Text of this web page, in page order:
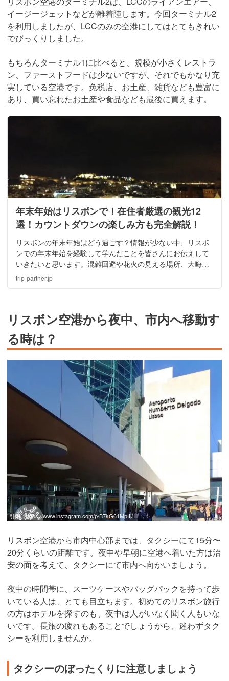
イージージェットなどが離着陸します。今回ターミナル2
を利用しましたが、LCCのみの空港にしてはとてもきれい
でびっくりしました。
もちろんターミナル1に比べると、規模が小さくレストラ
ン、ファーストフードは少ないですが、それでもかなり充
実している空港です。免税店、お土産、雑貨なども豊富に
あり、買い忘れたお土産や食品なども最後に買えます。
年末年始はリスボンで！在住者厳選の観光12
選！カウントダウンの楽しみ方も完全解説！
リスボンの年末年始はどう過ごす？情報が少ない中、リスボ
ンでの年末年始を経験して学んだことを皆さんにお伝えして
いきたいと思います。混雑回避や花火の見える場所、大晦日
のカウントダウンイベントを快適に楽しむために必要なこと
もお伝えしてします。
trip-partner.jp
リスボン空港から夜中、市内へ移動す
る時は？
引用：https://www.instagram.com/p/B7kG61MpIIj/
リスボン空港から市内中心部までは、タクシーにて15分〜
20分くらいの距離です。夜中や早朝に空港へ着いた方は治
安の面を考えて、タクシーにて市内へ向かいましょう。
夜中の時間帯に、スーツケースやバッグパックを持って歩
いている人は、とても目立ちます。初めてのリスボン旅行
の方はホテルを探すのも、夜中は人がいなく聞く人もいな
いです。長旅の疲れもあることでしょうから、迷わずタク
シーを利用しませんか。
タクシーのぼったくりに注意しましょう